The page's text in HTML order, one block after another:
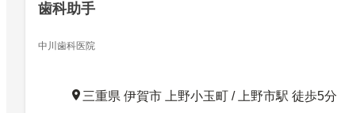
歯科助手
中川歯科医院
三重県 伊賀市 上野小玉町 / 上野市駅 徒歩5分